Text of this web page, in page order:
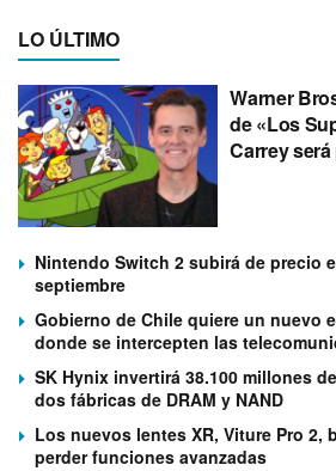
LO ÚLTIMO
Warner
de «Los
Carrey
Nintendo Switch 2 subirá de precio
septiembre
Gobierno de Chile quiere un nuevo
donde se intercepten las
SK Hynix invertirá 38.100 millones
dos fábricas de DRAM y NAND
Los nuevos lentes XR, Viture Pro 2,
perder funciones avanzadas